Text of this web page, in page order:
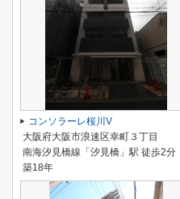
コンソラーレ桜川V
大阪府大阪市浪速区幸町３丁目
南海汐見橋線「汐見橋」駅 徒歩2分
築18年